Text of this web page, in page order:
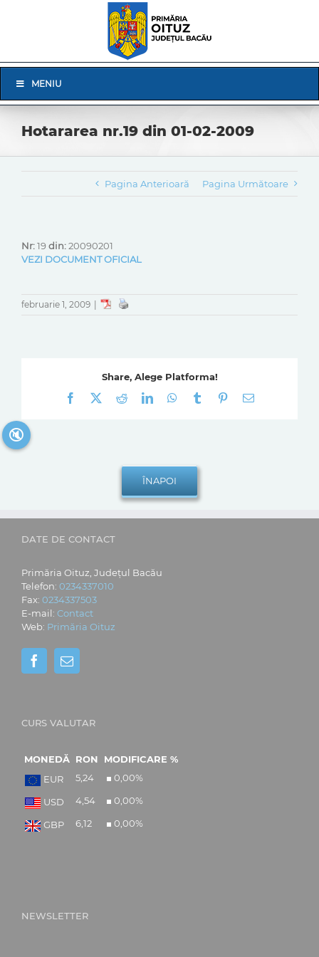
Navigation
MENIU
Hotararea nr.19 din 01-02-2009
Pagina Anterioară Pagina Următoare
Nr:19din:20090201
VEZI DOCUMENT OFICIAL
februarie 1, 2009
Share, Alege Platforma!
Facebook
RedditLinkedInWhatsApp
Tumblr Pinterest
E-
DATE DE CONTACT
Primăria Oituz, Județul Bacău
Telefon: 0234337010
Fax: 0234337503
E-mail: Contact
Web: Primăria Oituz
CURS VALUTAR
MONEDĂ RON
MODIFICARE %
EUR
5,24 0,00%
USD 4,54 0,00%
GBP 6,12 0,00%
NEWSLETTER
🔇